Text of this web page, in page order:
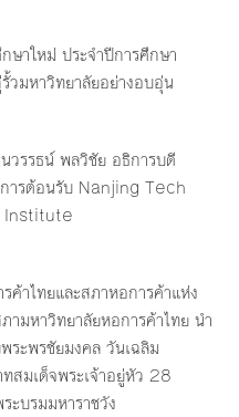
ษาใหม่ ประจำปีการศึกษา
มหาวิทยาลัยอย่างอบอุ่น
วรรธน์ พลวิชัย อธิการบดี
ารต้อนรับ Nanjing Tech
Institute
ค้าไทยและสภาหอการค้าแห่ง
ามหาวิทยาลัยหอการค้าไทย นำ
ระพรชัยมงคล วันเฉลิม
สมเด็จพระเจ้าอยู่หัว 28
บรมมหาราชวัง